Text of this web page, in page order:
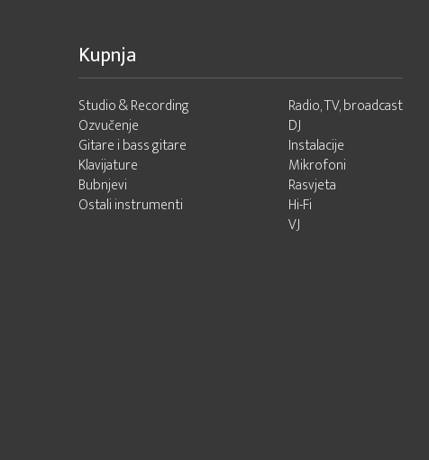
Kupnja
Studio & Recording
Ozvučenje
Gitare i bass gitare
Klavijature
Bubnjevi
Ostali instrumenti
Radio, TV, broadcast
DJ
Instalacije
Mikrofoni
Rasvjeta
Hi-Fi
VJ